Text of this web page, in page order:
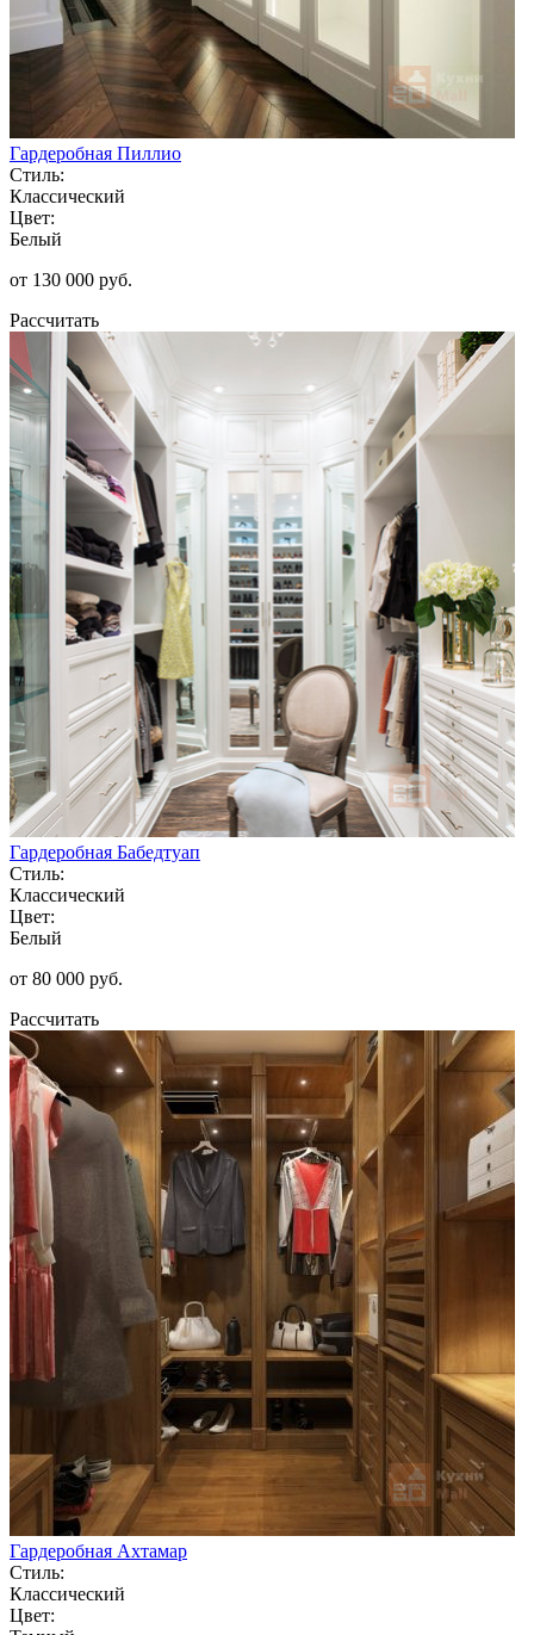
Гардеробная Пиллио
Стиль:
Классический
Цвет:
Белый
от 130 000 руб.
Рассчитать
Гардеробная Бабедтуап
Стиль:
Классический
Цвет:
Белый
от 80 000 руб.
Рассчитать
Гардеробная Ахтамар
Стиль:
Классический
Цвет: